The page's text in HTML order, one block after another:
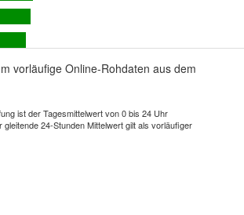
vorläufige Online-Rohdaten aus dem
ist der Tagesmittelwert von 0 bis 24 Uhr
24-Stunden Mittelwert gilt als vorläufiger